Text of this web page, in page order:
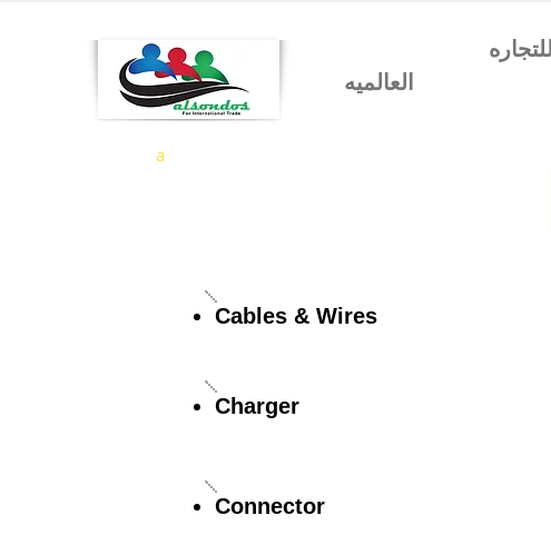
Cables & Wires
Charger
Connector
a